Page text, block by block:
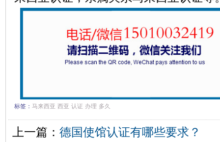
标签： 马来西亚 西亚 认证 办理 多久
上一篇： 德国使馆认证有哪些要求？